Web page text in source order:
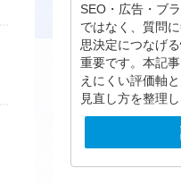
SEO・広告・ブ
ではなく、質問
思決定につなげ
重要です。本記
えにくい評価軸
見直し方を整理し